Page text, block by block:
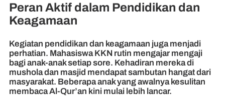
Peran Aktif dalam Pendidikan dan
Keagamaan
Kegiatan pendidikan dan keagamaan juga menjadi
perhatian. Mahasiswa KKN rutin mengajar mengaji
bagi anak-anak setiap sore. Kehadiran mereka di
mushola dan masjid mendapat sambutan hangat dari
masyarakat. Beberapa anak yang awalnya kesulitan
membaca Al-Qur’an kini mulai lebih lancar.